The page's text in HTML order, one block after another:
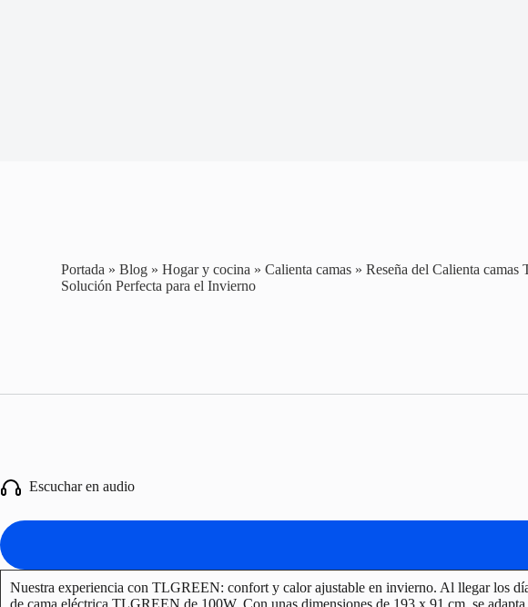
Portada »Blog »Hogar y cocina »Calienta camas »Reseña del Calienta camas
Solución Perfecta para el Invierno
Escuchar en audio
Nuestra experiencia con TLGREEN: confort y calor ajustable en invierno. Al llegar los
de cama eléctrica TLGREEN de 100W. Con unas dimensiones de 193 x 91 cm, se adapta